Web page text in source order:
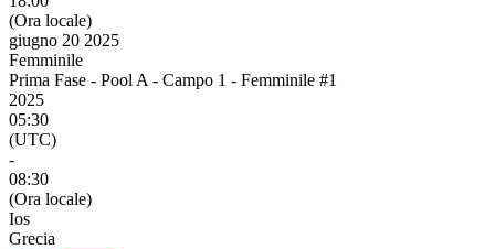
(Ora locale)
giugno 20 2025
Femminile
Prima Fase - Pool A - Campo 1 - Femminile #1
2025
05:30
(UTC)
-
08:30
(Ora locale)
Ios
Grecia